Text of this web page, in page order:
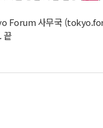
Forum 사무국
끝